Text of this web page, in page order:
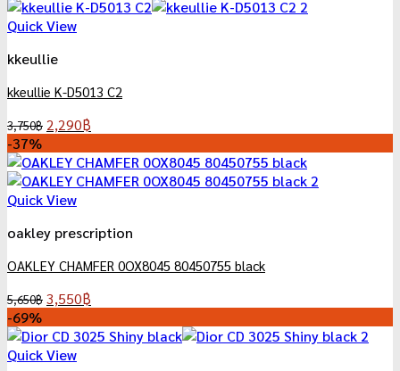
Quick View
kkeullie
kkeullie K-D5013 C2
3,750฿ Original
was:
3,750฿.
2,290฿
is:
2,290฿.
-37%
Quick View
oakley prescription
OAKLEY CHAMFER 0OX8045 80450755 black
5,650฿ Original
was:
5,650฿.
3,550฿
is:
-69%
Quick View